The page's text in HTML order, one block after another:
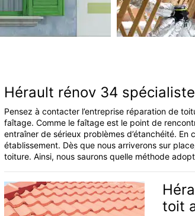
Hérault rénov 34
Pensez à contacter l’entreprise réparation de
faîtage. Comme le faîtage est le point de
entraîner de sérieux problèmes d’étanchéité.
établissement. Dès que nous arriverons sur
toiture. Ainsi, nous saurons quelle méthode
toit